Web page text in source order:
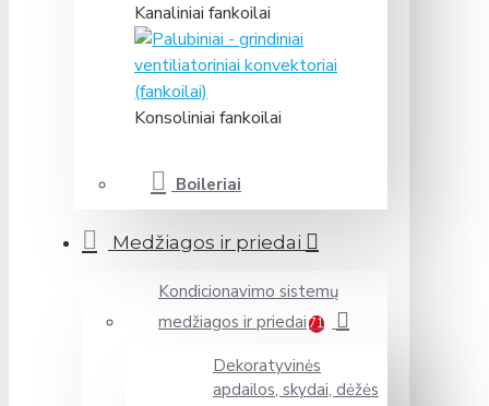
Kanaliniai fankoilai
Konsoliniai fankoilai
Boileriai
Medžiagos ir priedai
Kondicionavimo sistemų
medžiagos ir priedai 71
Dekoratyvinės
apdailos, skydai, dėžės